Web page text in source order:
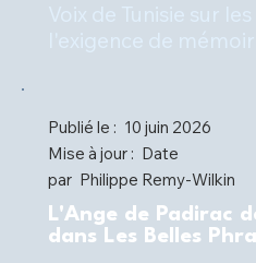
Publié le : 10 juin 2026
Mise à jour : Date
par Philippe Remy-Wilkin
L'Ange de Padirac
dans Les Belles